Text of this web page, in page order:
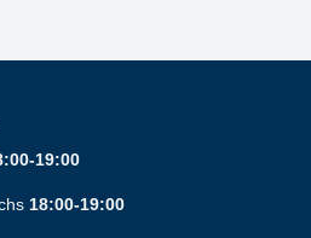
19:00
18:00-19:00